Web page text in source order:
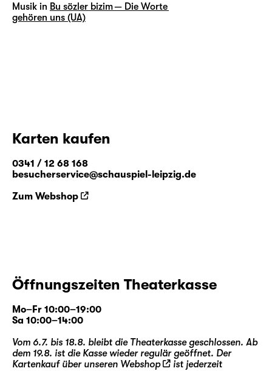
Musik in Bu sözler bizim — Die Worte
gehören uns (UA)
Karten kaufen
0341 / 12 68 168
besucherservice@schauspiel-leipzig.de
Zum Webshop
Öffnungszeiten Theaterkasse
Mo–Fr 10:00–19:00
Sa 10:00–14:00
Vom 6.7. bis 18.8. bleibt die Theaterkasse geschlossen. Ab
dem 19.8. ist die Kasse wieder regulär geöffnet. Der
Kartenkauf über unseren Webshop
ist jederzeit